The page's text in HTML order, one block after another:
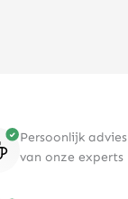
Persoonlijk advies
van onze experts